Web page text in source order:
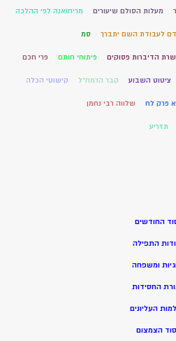
מעלות הסולם שיעורים מריחואנה לפי ההלכה
לעבודת השם יתברך סמ
הדיברות פסוקים פיתוחי חותם פרי חכם
ציטוט השבוע קבר הרמח"ל קישוטי הכלה
פרק לח שלווה רבי נחמן
תזריע
החודשים
התפילה
ומשפחה
החסידות
העליונים
סוד הצמצום